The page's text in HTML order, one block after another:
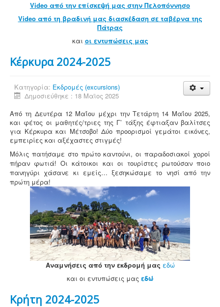
Video από την επίσκεψή μας στην Πελοπόννησο
Video από τη βραδινή μας διασκέδαση σε ταβέρνα της
Πάτρας
και οι εντυπώσεις μας
Κέρκυρα 2024-2025
Κατηγορία: Εκδρομές (excursions)
Δημοσιεύθηκε : 18 Μαϊος 2025
Από τη Δευτέρα 12 Μαΐου μέχρι την Τετάρτη 14 Μαΐου 2025,
και φέτος οι μαθητές/τριες της Γ’ τάξης έφτιαξαν βαλίτσες
για Κέρκυρακαι Μέτσοβο!Δύο προορισμοί γεμάτοι εικόνες,
εμπειρίες και αξέχαστες στιγμές!
Μόλις πατήσαμε στο πρώτο καντούνι, οι παραδοσιακοί χοροί
πήραν φωτιά! Οι κάτοικοι και οι τουρίστες ρωτούσαν ποιο
πανηγύρι χάσανε κι εμείς… ξεσηκώσαμε το νησί από την
πρώτη μέρα!
Αναμνήσεις από την εκδρομή μας εδώ
και οι εντυπώσεις μας εδώ
Κρήτη 2024-2025